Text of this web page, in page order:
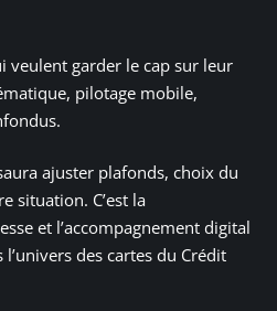
veulent garder le cap sur leur
pilotage mobile,
ajuster plafonds, choix du
situation. C’est la
et l’accompagnement digital
des cartes du Crédit